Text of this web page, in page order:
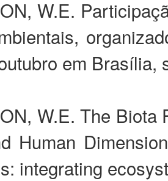
W.E.
em Brasília,
W.E. The Biota
Human
integrating